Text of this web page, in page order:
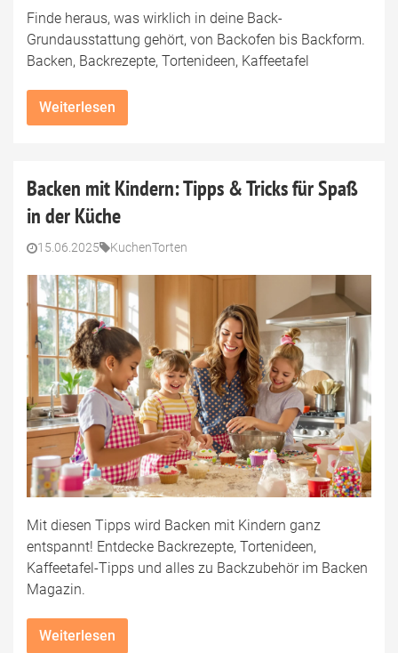
Finde heraus, was wirklich in deine Back-
Grundausstattung gehört, von Backofen bis Backform.
Backen, Backrezepte, Tortenideen, Kaffeetafel
Weiterlesen
Backen mit Kindern: Tipps & Tricks für Spaß
in der Küche
15.06.2025 KuchenTorten
Mit diesen Tipps wird Backen mit Kindern ganz
entspannt! Entdecke Backrezepte, Tortenideen,
Kaffeetafel-Tipps und alles zu Backzubehör im Backen
Magazin.
Weiterlesen